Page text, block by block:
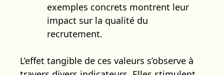
exemples concrets montrent leur
impact sur la qualité du
recrutement.
L’effet tangible de ces valeurs s’observe à